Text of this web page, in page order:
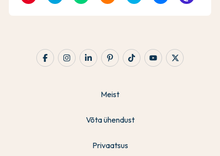
Meist
Võta ühendust
Privaatsus